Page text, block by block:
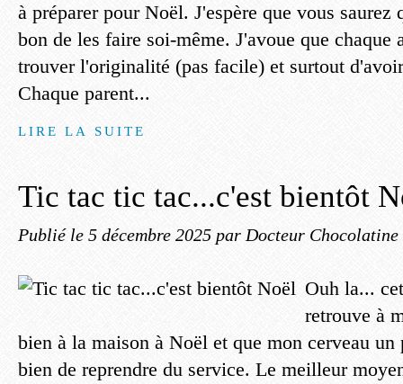
à préparer pour Noël. J'espère que vous saurez
bon de les faire soi-même. J'avoue que chaque
trouver l'originalité (pas facile) et surtout
Chaque parent...
LIRE LA SUITE
Tic tac tic tac...c'est bientôt
Publié le 5 décembre 2025 par Docteur Chocolatine
Ouh la...
retrouve à
bien à la maison à Noël et que mon cerveau
bien de reprendre du service. Le meilleur